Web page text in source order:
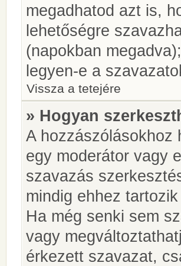
megadhatod azt is,
lehetőségre
(napokban
legyen-e a
Vissza a tetejére
» Hogyan
A hozzászólásokhoz
egy moderátor vagy
szavazás
mindig ehhez
Ha még senki sem
vagy
érkezett szavazat,